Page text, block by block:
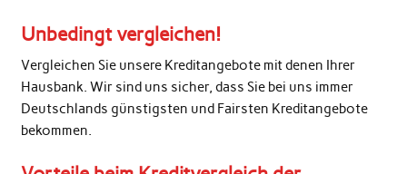
Unbedingt vergleichen!
Vergleichen Sie unsere Kreditangebote mit denen Ihrer
Hausbank. Wir sind uns sicher, dass Sie bei uns immer
Deutschlands günstigsten und Fairsten Kreditangebote
bekommen.